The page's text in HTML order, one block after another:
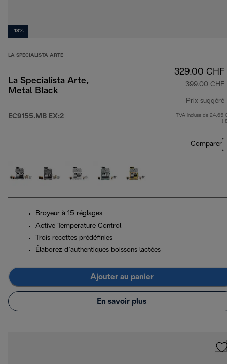
-18%
LA SPECIALISTA ARTE
La Specialista Arte,
Metal Black
EC9155.MB EX:2
329.00 CHF
399.00 CHF
Prix suggéré
TVA incluse de 24.65
(
Comparer
Broyeur à 15 réglages
Active Temperature Control
Trois recettes prédéfinies
Élaborez d’authentiques boissons lactées
Ajouter au panier
En savoir plus